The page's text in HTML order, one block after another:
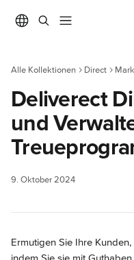
Alle Kollektionen Direct
Deliverect
und
9. Oktober 2024
Ermutigen Sie Ihre